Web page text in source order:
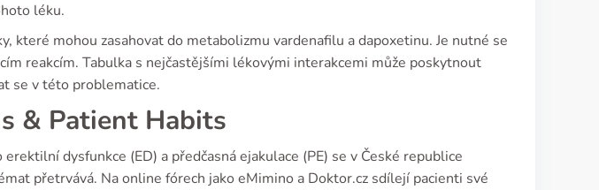
léku.
které mohou zasahovat do metabolizmu vardenafilu a dapoxetinu. Je nutné se
reakcím. Tabulka s nejčastějšími lékovými interakcemi může poskytnout
se v této problematice.
& Patient Habits
dysfunkce (ED) a předčasná ejakulace (PE) se v České republice
přetrvává. Na online fórech jako eMimino a Doktor.cz sdílejí pacienti své